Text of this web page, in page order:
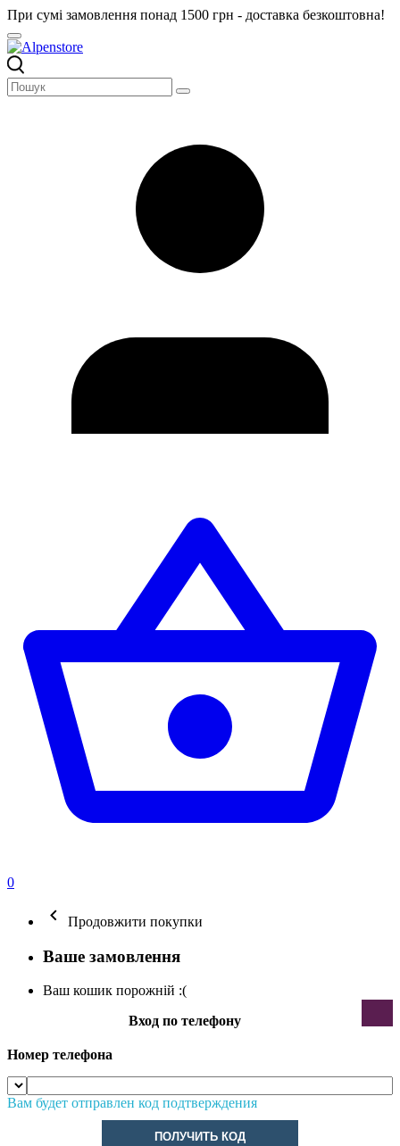
При сумі замовлення понад 1500 грн - доставка безкоштовна!
0
Продовжити покупки
Ваше замовлення
Ваш кошик порожній :(
Вход по телефону
Номер телефона
Вам будет отправлен код подтверждения
ПОЛУЧИТЬ КОД